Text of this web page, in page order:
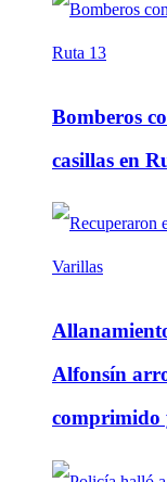
Bomberos
casillas en
Alfonsín
comprimido